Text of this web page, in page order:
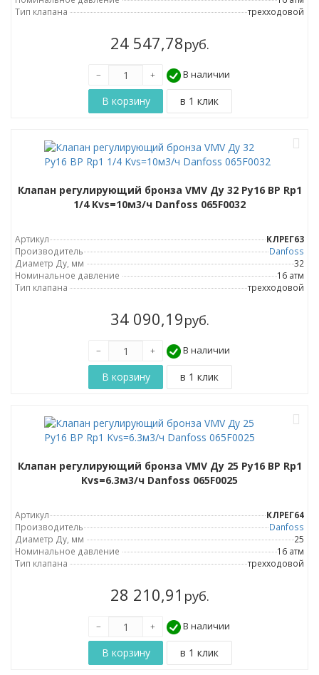
Тип клапана
трехходовой
24 547,78руб.
В наличии
Клапан регулирующий бронза VMV Ду 32 Ру16 ВР Rp1
1/4 Kvs=10м3/ч Danfoss 065F0032
Артикул
КЛРЕГ63
Производитель
Danfoss
Диаметр Ду, мм
32
Номинальное давление
16 атм
Тип клапана
трехходовой
34 090,19руб.
В наличии
Клапан регулирующий бронза VMV Ду 25 Ру16 ВР Rp1
Kvs=6.3м3/ч Danfoss 065F0025
Артикул
КЛРЕГ64
Производитель
Danfoss
Диаметр Ду, мм
25
Номинальное давление
16 атм
Тип клапана
трехходовой
28 210,91 руб.
В наличии